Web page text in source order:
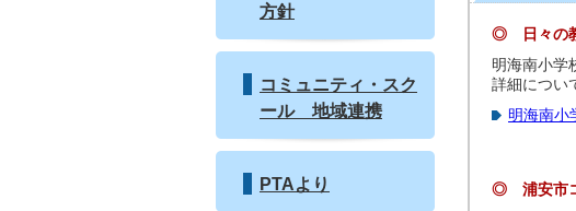
◎ 日々の教
明海南小学
詳細につい
明海南
◎ 浦安市コ
方針
コミュニティ・スク
ール 地域連携
PTAより